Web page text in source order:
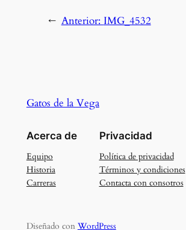
← Anterior: IMG_4532
Gatos de la Vega
Acerca de
Equipo
Historia
Carreras
Privacidad
Política de privacidad
Términos y condiciones
Contacta con consotros
Diseñado con WordPress